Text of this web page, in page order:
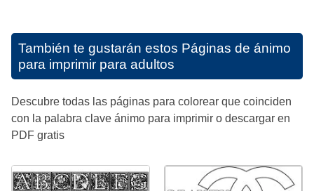
También te gustarán estos Páginas de ánimo
para imprimir para adultos
Descubre todas las páginas para colorear que coinciden
con la palabra clave ánimo para imprimir o descargar en
PDF gratis